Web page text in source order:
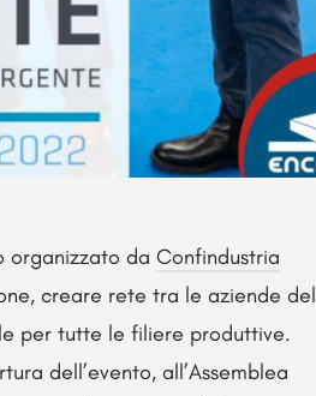
organizzato da Confindustria
creare rete tra le aziende del
per tutte le filiere produttive.
dell’evento, all’Assemblea